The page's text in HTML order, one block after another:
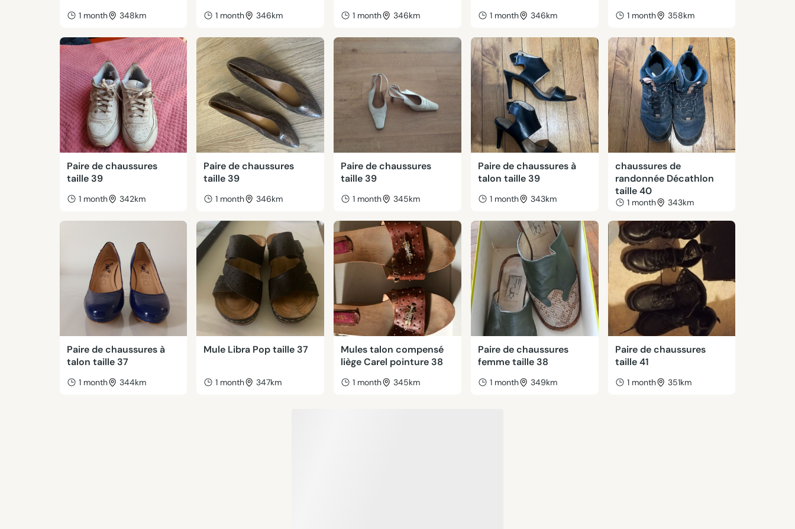
1 month 348km 1 month 346km 1 month 346km 1 month 346km 1 month 358km
Paire de chaussures
taille 39
1 month 342km
Paire de chaussures
taille 39
1 month 346km
Paire de chaussures
taille 39
1 month 345km
Paire de chaussures à
talon taille 39
1 month 343km
chaussures de
randonnée Décathlon
taille 40
1 month 343km
Paire de chaussures à
talon taille 37
1 month 344km
Mule Libra Pop taille 37
1 month 347km
Mules talon compensé
liège Carel pointure 38
1 month 345km
Paire de chaussures
femme taille 38
1 month 349km
Paire de chaussures
taille 41
1 month 351km